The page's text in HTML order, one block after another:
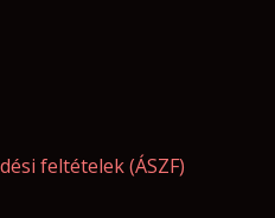
feltételek (ÁSZF)